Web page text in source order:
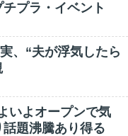
プラ・イベント
、“夫が浮気したら
いよオープンで気
題沸騰あり得る